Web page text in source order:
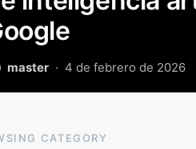
master 4 de febrero de 2026
CATEGORY